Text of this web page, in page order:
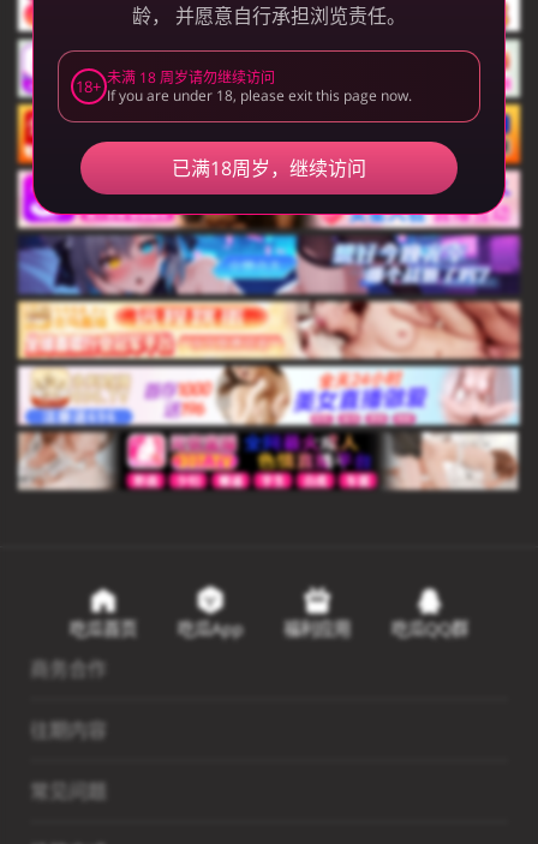
龄， 并愿意自行承担浏览责任。
18+ 未满 18 周岁请勿继续访问
If you are under 18, please exit this page now.
已满18周岁，继续访问
吃瓜首页 吃瓜App 福利应用 吃瓜QQ群
商务合作
往期内容
常见问题